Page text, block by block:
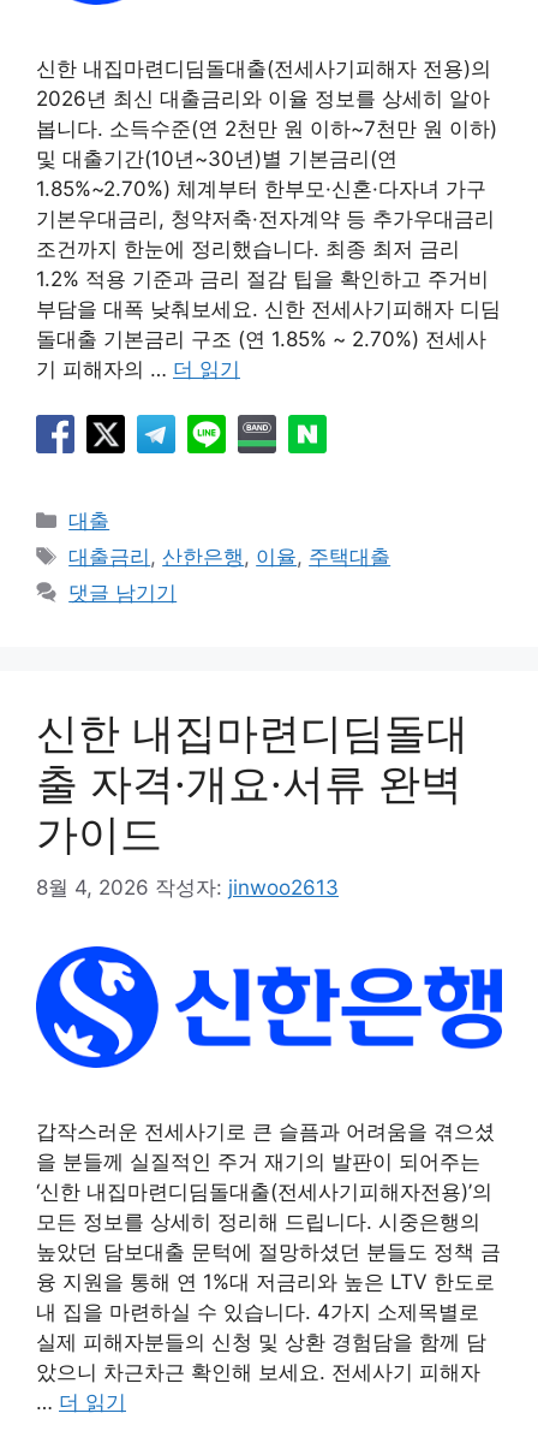
신한 내집마련디딤돌대출(전세사기피해자 전용)의
2026년 최신 대출금리와 이율 정보를 상세히 알아
봅니다. 소득수준(연 2천만 원 이하~7천만 원 이하)
및 대출기간(10년~30년)별 기본금리(연
1.85%~2.70%) 체계부터 한부모·신혼·다자녀 가구
기본우대금리, 청약저축·전자계약 등 추가우대금리
조건까지 한눈에 정리했습니다. 최종 최저 금리
1.2% 적용 기준과 금리 절감 팁을 확인하고 주거비
부담을 대폭 낮춰보세요. 신한 전세사기피해자 디딤
돌대출 기본금리 구조 (연 1.85% ~ 2.70%) 전세사
기 피해자의 … 더 읽기
카
테
리
대출
태
그
대출금리 ,산한은행, 이율, 주택대출
댓글 남기기
신한 내집마련디딤돌대
출 자격·개요·서류 완벽
가이드
8월 4, 2026 작성자: jinwoo2613
갑작스러운 전세사기로 큰 슬픔과 어려움을 겪으셨
을 분들께 실질적인 주거 재기의 발판이 되어주는
‘신한 내집마련디딤돌대출(전세사기피해자전용)’의
모든 정보를 상세히 정리해 드립니다. 시중은행의
높았던 담보대출 문턱에 절망하셨던 분들도 정책 금
융 지원을 통해 연 1%대 저금리와 높은 LTV 한도로
내 집을 마련하실 수 있습니다. 4가지 소제목별로
실제 피해자분들의 신청 및 상환 경험담을 함께 담
았으니 차근차근 확인해 보세요. 전세사기 피해자
… 더 읽기